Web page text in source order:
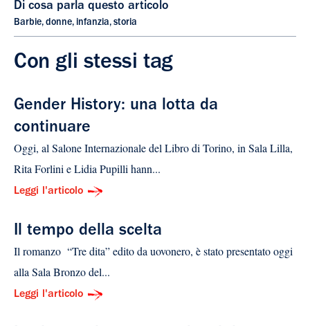
Di cosa parla questo articolo
Barbie, donne, infanzia, storia
Con gli stessi tag
Gender History: una lotta da
continuare
Oggi, al Salone Internazionale del Libro di Torino, in Sala Lilla,
Rita Forlini e Lidia Pupilli hann...
Leggi l'articolo
Il tempo della scelta
Il romanzo “Tre dita” edito da uovonero, è stato presentato oggi
alla Sala Bronzo del...
Leggi l'articolo